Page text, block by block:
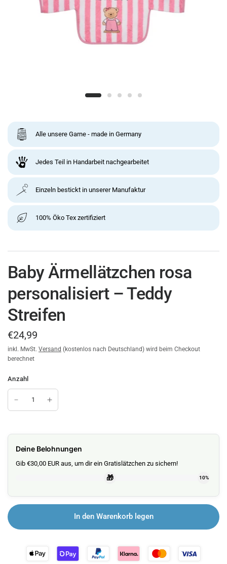
Alle unsere Garne - made in Germany
Jedes Teil in Handarbeit nachgearbeitet
Einzeln bestickt in unserer Manufaktur
100% Öko Tex zertifiziert
Baby Ärmellätzchen rosa
personalisiert – Teddy
Streifen
€24,99
inkl. MwSt. Versand (kostenlos nach Deutschland) wird beim Checkout
berechnet
Anzahl
Deine Belohnungen
Gib €30,00 EUR aus, um dir ein Gratislätzchen zu sichern!
🎁 10%
In den Warenkorb legen